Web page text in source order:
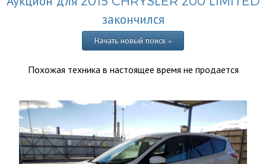
закончился
Начать новый поиск »
Похожая техника в настоящее время не продается